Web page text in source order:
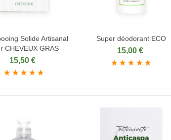
au panier
Solide Artisanal
CHEVEUX GRAS
15,50 €
Ajouter au panier
Super déodorant ECO
15,00 €